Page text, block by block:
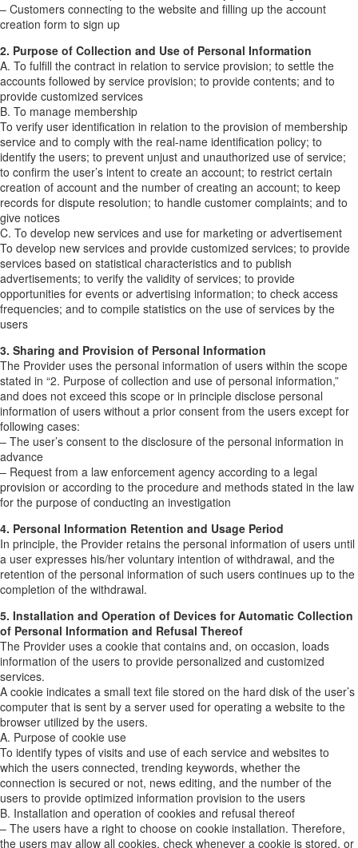
– Customers connecting to the website and filling up the account
creation form to sign up
2. Purpose of Collection and Use of Personal Information
A. To fulfill the contract in relation to service provision; to settle the
accounts followed by service provision; to provide contents; and to
provide customized services
B. To manage membership
To verify user identification in relation to the provision of membership
service and to comply with the real-name identification policy; to
identify the users; to prevent unjust and unauthorized use of service;
to confirm the user’s intent to create an account; to restrict certain
creation of account and the number of creating an account; to keep
records for dispute resolution; to handle customer complaints; and to
give notices
C. To develop new services and use for marketing or advertisement
To develop new services and provide customized services; to provide
services based on statistical characteristics and to publish
advertisements; to verify the validity of services; to provide
opportunities for events or advertising information; to check access
frequencies; and to compile statistics on the use of services by the
users
3. Sharing and Provision of Personal Information
The Provider uses the personal information of users within the scope
stated in “2. Purpose of collection and use of personal information,”
and does not exceed this scope or in principle disclose personal
information of users without a prior consent from the users except for
following cases:
– The user’s consent to the disclosure of the personal information in
advance
– Request from a law enforcement agency according to a legal
provision or according to the procedure and methods stated in the law
for the purpose of conducting an investigation
4. Personal Information Retention and Usage Period
In principle, the Provider retains the personal information of users until
a user expresses his/her voluntary intention of withdrawal, and the
retention of the personal information of such users continues up to the
completion of the withdrawal.
5. Installation and Operation of Devices for Automatic Collection
of Personal Information and Refusal Thereof
The Provider uses a cookie that contains and, on occasion, loads
information of the users to provide personalized and customized
services.
A cookie indicates a small text file stored on the hard disk of the user’s
computer that is sent by a server used for operating a website to the
browser utilized by the users.
A. Purpose of cookie use
To identify types of visits and use of each service and websites to
which the users connected, trending keywords, whether the
connection is secured or not, news editing, and the number of the
users to provide optimized information provision to the users
B. Installation and operation of cookies and refusal thereof
– The users have a right to choose on cookie installation. Therefore,
the users may allow all cookies, check whenever a cookie is stored, or